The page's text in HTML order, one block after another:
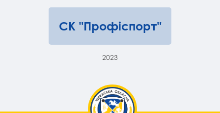
СК "Профіспорт"
2023